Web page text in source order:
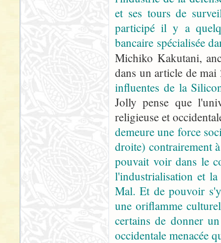
et ses tours de
participé il y a
bancaire spécialisée
Michiko Kakutani,
dans un article de
influentes de la
Jolly pense que
religieuse et
demeure une force
droite) contrairement
pouvait voir dans le
l'industrialisation et
Mal. Et de pouvoir
une oriflamme
certains de donner
occidentale menacée